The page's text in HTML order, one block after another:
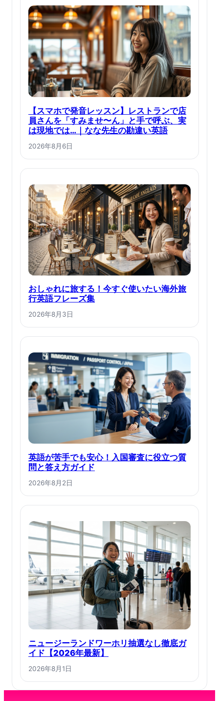
【スマホで発音レッスン】レストランで店
員さんを「すみませ〜ん」と手で呼ぶ、実
は現地では…｜なな先生の勘違い英語
2026年8月6日
おしゃれに旅する！今すぐ使いたい海外旅
行英語フレーズ集
2026年8月3日
英語が苦手でも安心！入国審査に役立つ質
問と答え方ガイド
2026年8月2日
ニュージーランドワーホリ抽選なし徹底ガ
イド【2026年最新】
2026年8月1日